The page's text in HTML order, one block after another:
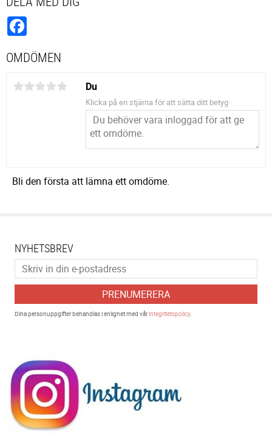
OMDÖMEN
Du
Klicka på en stjärna för att sätta ditt betyg
Bli den första att lämna ett omdöme.
NYHETSBREV
PRENUMERERA
Dina personuppgifter behandlas i enlighet med vårintegritetspolicy.